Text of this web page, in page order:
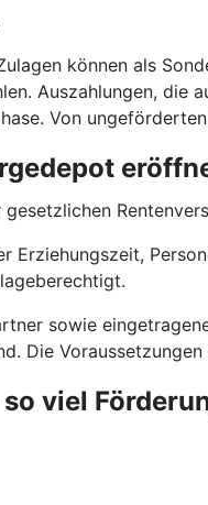
können als
Auszahlungen, die
Von
Erziehungszeit,
sowie
Die
viel